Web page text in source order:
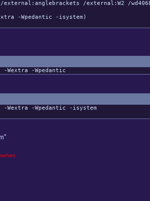
/external:W2 /
-Wpedantic -isystem)
-Wextra -Wpedantic
-Wextra -Wpedantic -isystem